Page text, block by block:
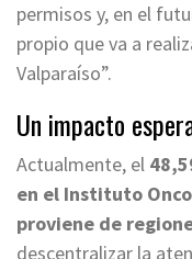
permisos y, en el
propio que va a
Valparaíso”.
Un impacto
Actualmente, el
en el Instituto
proviene de
descentralizar la